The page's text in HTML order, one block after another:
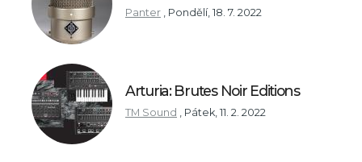
Panter , Pondělí, 18. 7. 2022
Arturia: Brutes Noir Editions
TM Sound , Pátek, 11. 2. 2022